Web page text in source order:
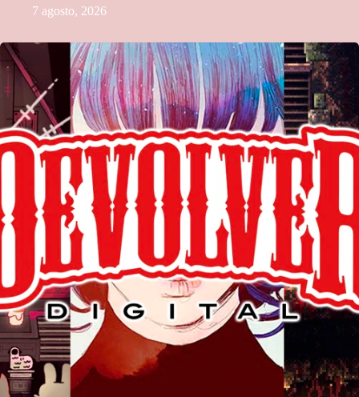
7 agosto, 2026